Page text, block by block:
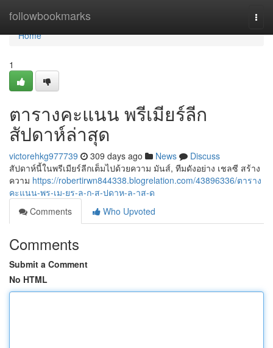
followbookmarks
Home
Home
1
ตารางคะแนน พรีเมียร์ลีก
สัปดาห์ล่าสุด
victorehkg977739 309 days ago News
Discuss
สัปดาห์นี้ในพรีเมียร์ลีกเต็มไปด้วยความ มันส์, ทีมดังอย่าง เชลซี สร้าง
ความ https://robertirwn844338.blogrelation.com/43896336/ตาราง
คะแนน-พร-เม-ยร-ล-ก-ส-ปดาห-ล-าส-ด
Comments
Who Upvoted
Comments
Submit a Comment
No HTML